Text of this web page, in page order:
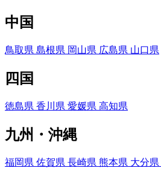
中国
鳥取県 島根県 岡山県 広島県 山口県
四国
徳島県 香川県 愛媛県 高知県
九州・沖縄
福岡県 佐賀県 長崎県 熊本県 大分県